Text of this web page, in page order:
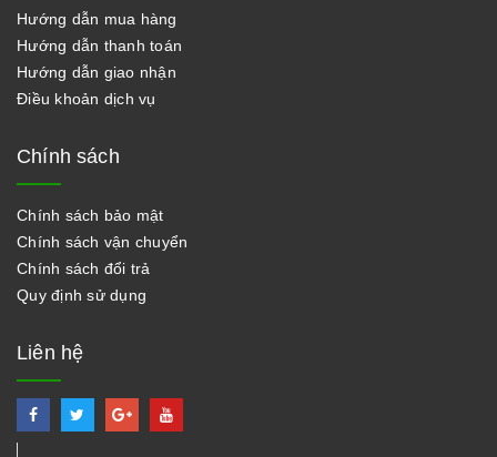
Hướng dẫn mua hàng
Hướng dẫn thanh toán
Hướng dẫn giao nhận
Điều khoản dịch vụ
Chính sách
Chính sách bảo mật
Chính sách vận chuyển
Chính sách đổi trả
Quy định sử dụng
Liên hệ